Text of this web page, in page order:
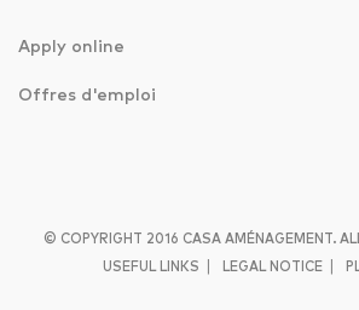
Apply online
Offres d'emploi
© COPYRIGHT 2016 CASA AMÉNAGEMENT.
USEFUL LINKS LEGAL NOTICE